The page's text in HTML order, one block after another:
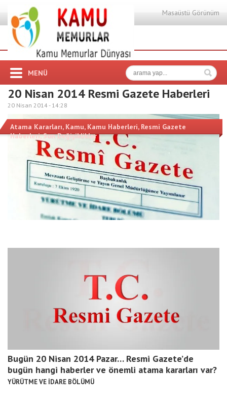
Masaüstü Görünüm
MENÜ
20 Nisan 2014 Resmi Gazete Haberleri
20 Nisan 2014 - 14:28
Atama Kararları, Kamu, Kamu Haberleri, Resmi Gazete
Haberleri,Son Değişiklikler
Bugün 20 Nisan 2014 Pazar… Resmi Gazete’de
bugün hangi haberler ve önemli atama kararları var?
YÜRÜTME VE İDARE BÖLÜMÜ